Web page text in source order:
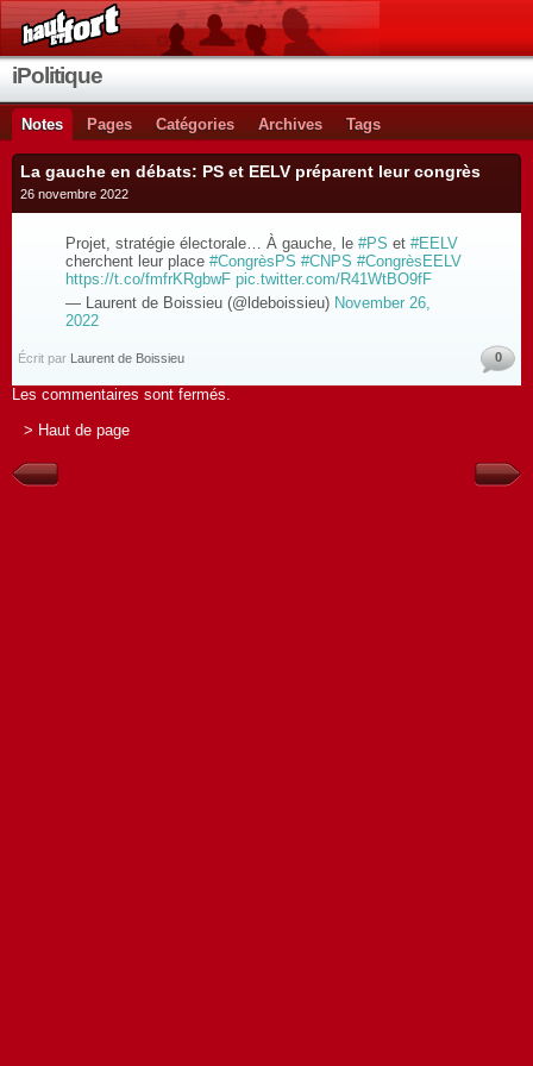
iPolitique
Notes Pages Catégories Archives Tags
La gauche en débats: PS et EELV préparent leur congrès
26 novembre 2022
Projet, stratégie électorale… À gauche, le #PS et #EELV
cherchent leur place #CongrèsPS #CNPS #CongrèsEELV
https://t.co/fmfrKRgbwF pic.twitter.com/R41WtBO9fF
— Laurent de Boissieu (@ldeboissieu) November 26,
2022
Écrit par Laurent de Boissieu 0
Les commentaires sont fermés.
> Haut de page